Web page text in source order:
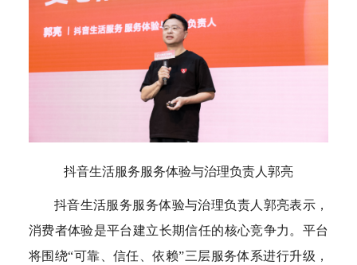
抖音生活服务服务体验与治理负责人郭亮
抖音生活服务服务体验与治理负责人郭亮表示，
消费者体验是平台建立长期信任的核心竞争力。平台
将围绕“可靠、信任、依赖”三层服务体系进行升级，